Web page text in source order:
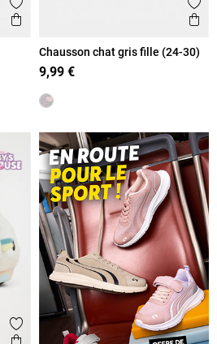
Ajouter aux favoris
Aperçu rapide
Chausson chat gris fille (24-30)
9,99 €
Ajouter aux favoris